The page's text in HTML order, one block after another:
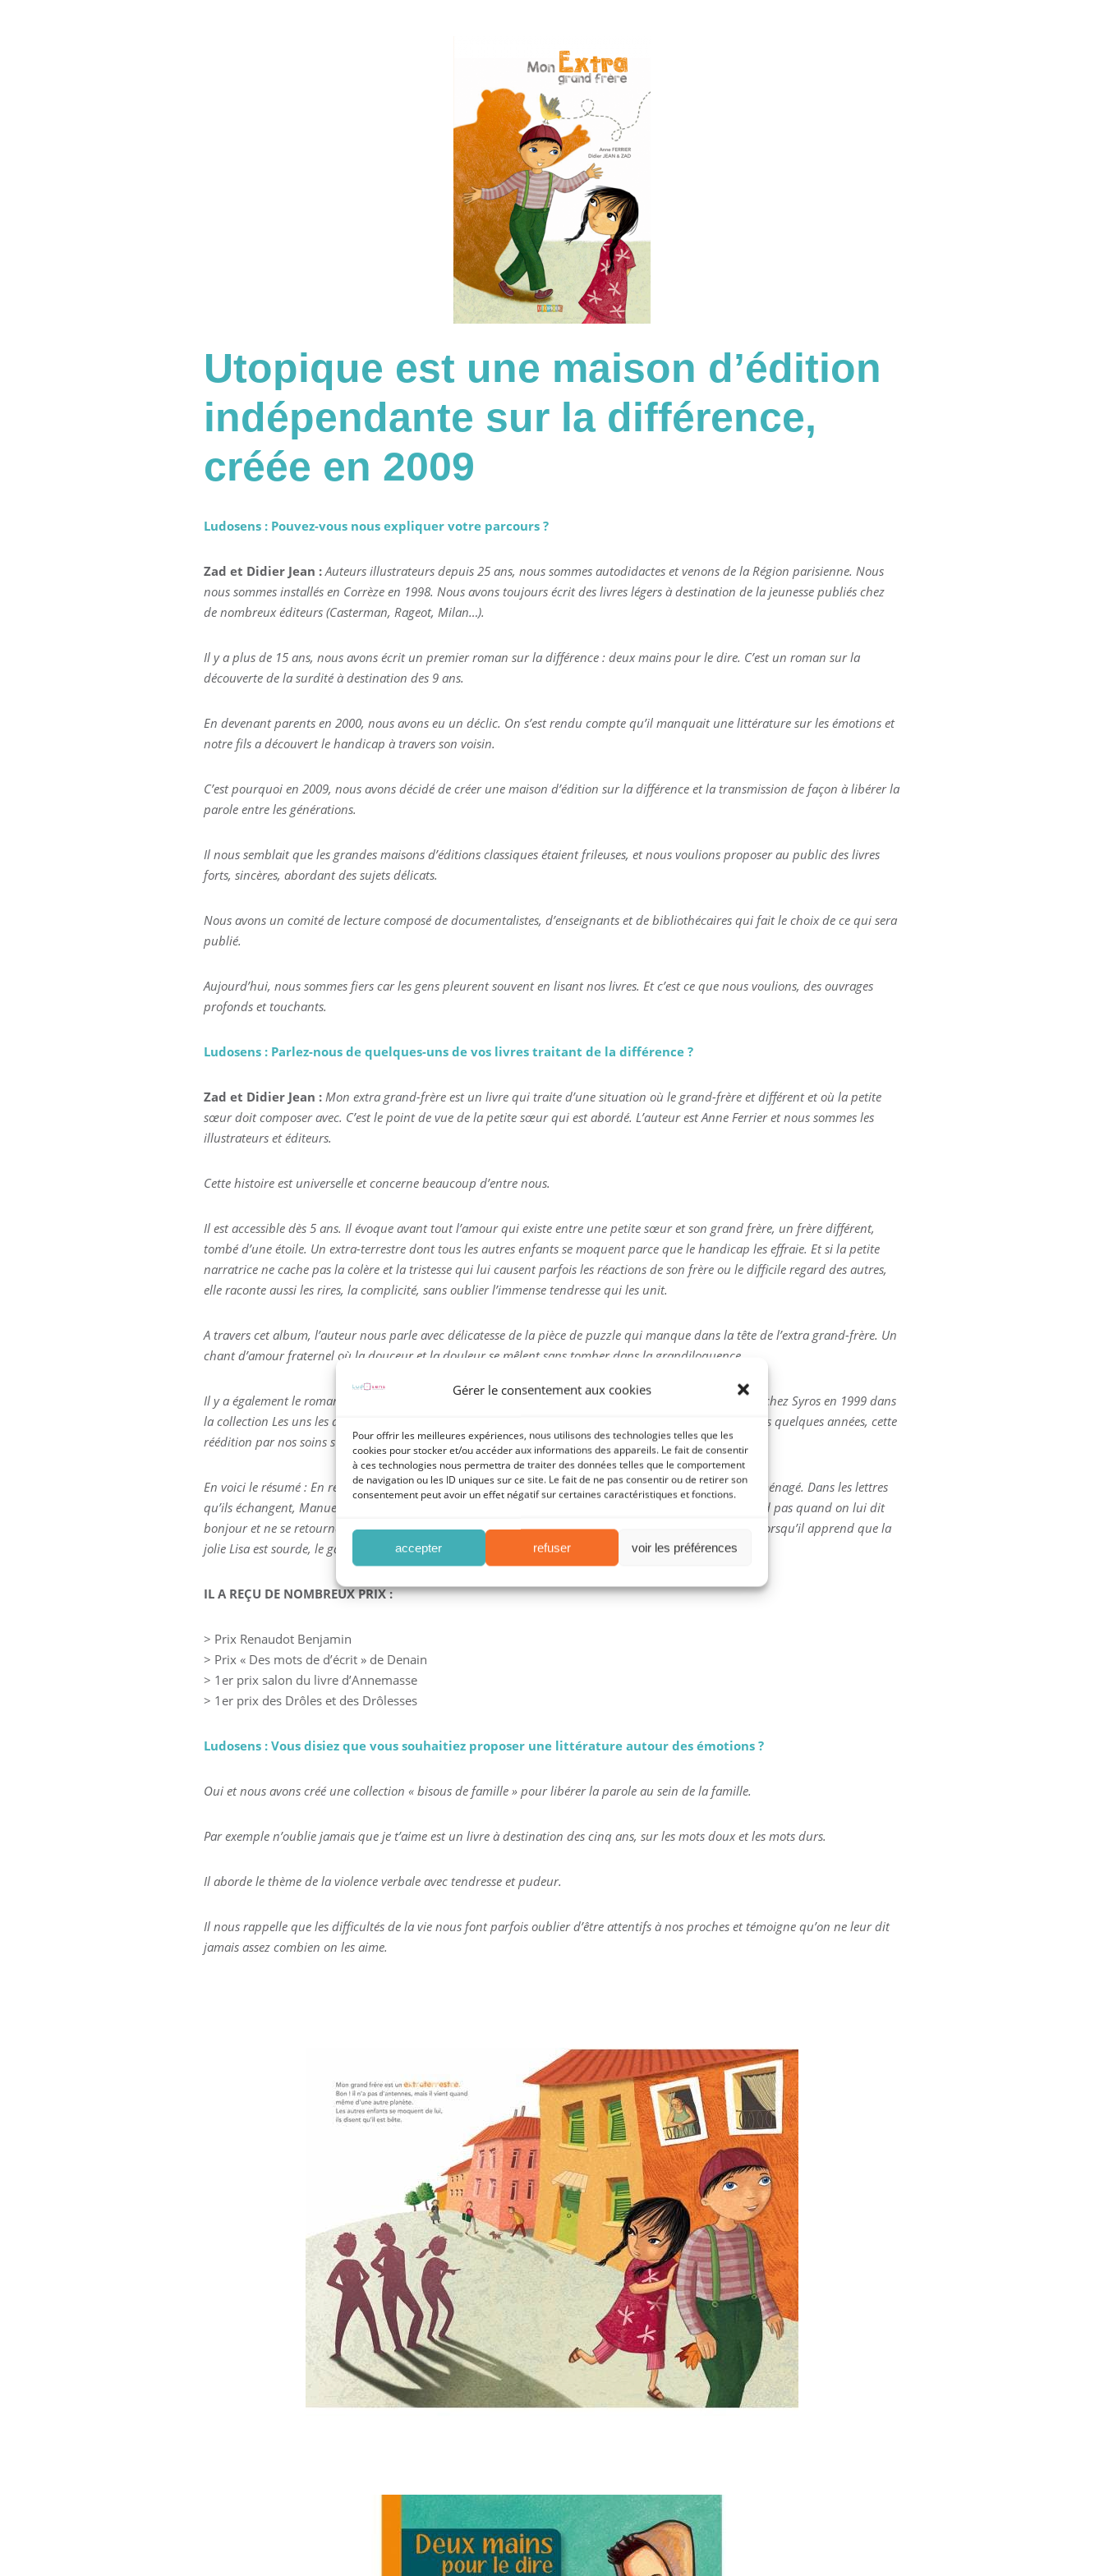
Gérer le consentement aux cookies
Pour offrir les meilleures expériences, nous utilisons des technologies telles que les
cookies pour stocker et/ou accéder aux informations des appareils. Le fait de consentir
à ces technologies nous permettra de traiter des données telles que le comportement
de navigation ou les ID uniques sur ce site. Le fait de ne pas consentir ou de retirer son
consentement peut avoir un effet négatif sur certaines caractéristiques et fonctions.
accepter refuser voir les préférences
Utopique est une maison d’édition
indépendante sur la différence,
créée en 2009
Ludosens : Pouvez-vous nous expliquer votre parcours ?
Zad et Didier Jean : Auteurs illustrateurs depuis 25 ans, nous sommes autodidactes et venons de la Région parisienne. Nous
nous sommes installés en Corrèze en 1998. Nous avons toujours écrit des livres légers à destination de la jeunesse publiés chez
de nombreux éditeurs (Casterman, Rageot, Milan…).
Il y a plus de 15 ans, nous avons écrit un premier roman sur la différence : deux mains pour le dire. C’est un roman sur la
découverte de la surdité à destination des 9 ans.
En devenant parents en 2000, nous avons eu un déclic. On s’est rendu compte qu’il manquait une littérature sur les émotions et
notre fils a découvert le handicap à travers son voisin.
C’est pourquoi en 2009, nous avons décidé de créer une maison d’édition sur la différence et la transmission de façon à libérer la
parole entre les générations.
Il nous semblait que les grandes maisons d’éditions classiques étaient frileuses, et nous voulions proposer au public des livres
forts, sincères, abordant des sujets délicats.
Nous avons un comité de lecture composé de documentalistes, d’enseignants et de bibliothécaires qui fait le choix de ce qui sera
publié.
Aujourd’hui, nous sommes fiers car les gens pleurent souvent en lisant nos livres. Et c’est ce que nous voulions, des ouvrages
profonds et touchants.
Ludosens : Parlez-nous de quelques-uns de vos livres traitant de la différence ?
Zad et Didier Jean : Mon extra grand-frère est un livre qui traite d’une situation où le grand-frère et différent et où la petite
sœur doit composer avec. C’est le point de vue de la petite sœur qui est abordé. L’auteur est Anne Ferrier et nous sommes les
illustrateurs et éditeurs.
Cette histoire est universelle et concerne beaucoup d’entre nous.
Il est accessible dès 5 ans. Il évoque avant tout l’amour qui existe entre une petite sœur et son grand frère, un frère différent,
tombé d’une étoile. Un extra-terrestre dont tous les autres enfants se moquent parce que le handicap les effraie. Et si la petite
narratrice ne cache pas la colère et la tristesse qui lui causent parfois les réactions de son frère ou le difficile regard des autres,
elle raconte aussi les rires, la complicité, sans oublier l’immense tendresse qui les unit.
A travers cet album, l’auteur nous parle avec délicatesse de la pièce de puzzle qui manque dans la tête de l’extra grand-frère. Un
chant d’amour fraternel où la douceur et la douleur se mêlent sans tomber dans la grandiloquence.
Il y a également le roman déjà évoqué deux mains pour le dire dont nous sommes l’auteur. Il était paru chez Syros en 1999 dans
la collection Les uns les autres, puis a été réédité en 2004 et 2006 dans la collection Tempo. Epuisé depuis quelques années, cette
réédition par nos soins s’imposait pour répondre aux demandes régulières.
En voici le résumé : En rentrant de vacances, Manuel est très déçu : son meilleur copain, Jonathan a déménagé. Dans les lettres
qu’ils échangent, Manuel lui explique que la fille des nouveaux locataires, Lisa est bizarre. Elle ne répond pas quand on lui dit
bonjour et ne se retourne même pas quand on l’appelle. Vexé, Manuel commence par la détester. Mais lorsqu’il apprend que la
jolie Lisa est sourde, le garçon change d’attitude. Pour elle, il va apprendre la langue des signes.
IL A REÇU DE NOMBREUX PRIX :
> Prix Renaudot Benjamin
> Prix « Des mots de d’écrit » de Denain
> 1er prix salon du livre d’Annemasse
> 1er prix des Drôles et des Drôlesses
Ludosens : Vous disiez que vous souhaitiez proposer une littérature autour des émotions ?
Oui et nous avons créé une collection « bisous de famille » pour libérer la parole au sein de la famille.
Par exemple n’oublie jamais que je t’aime est un livre à destination des cinq ans, sur les mots doux et les mots durs.
Il aborde le thème de la violence verbale avec tendresse et pudeur.
Il nous rappelle que les difficultés de la vie nous font parfois oublier d’être attentifs à nos proches et témoigne qu’on ne leur dit
jamais assez combien on les aime.